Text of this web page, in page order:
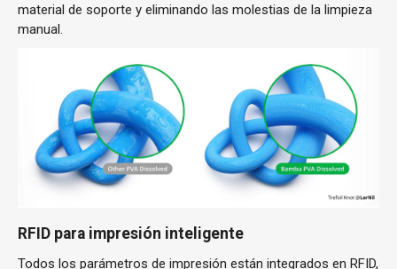
material de soporte y eliminando las molestias de la limpieza
manual.
RFID para impresión inteligente
Todos los parámetros de impresión están integrados en RFID,